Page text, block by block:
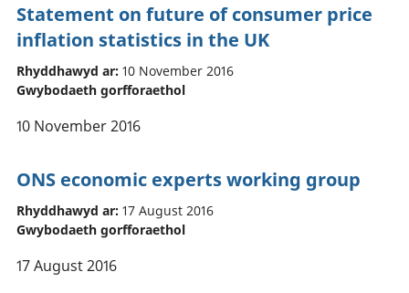
Statement on future of consumer price
inflation statistics in the UK
Rhyddhawyd ar: 10 November 2016
Gwybodaeth gorfforaethol
10 November 2016
ONS economic experts working group
Rhyddhawyd ar: 17 August 2016
Gwybodaeth gorfforaethol
17 August 2016